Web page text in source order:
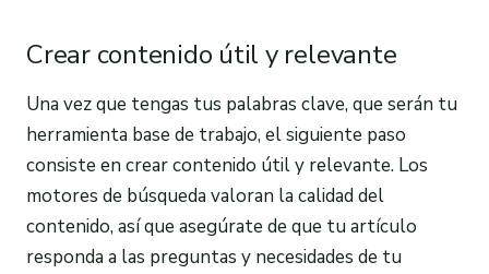
Crear contenido útil y relevante
Una vez que tengas tus palabras clave, que serán tu
herramienta base de trabajo, el siguiente paso
consiste en crear contenido útil y relevante. Los
motores de búsqueda valoran la calidad del
contenido, así que asegúrate de que tu artículo
responda a las preguntas y necesidades de tu